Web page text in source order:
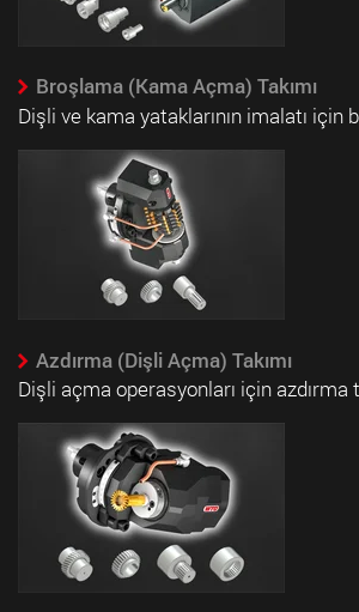
Broşlama (Kama Açma) Takımı
Dişli ve kama yataklarının imalatı için
Azdırma (Dişli Açma) Takımı
Dişli açma operasyonları için azdırma